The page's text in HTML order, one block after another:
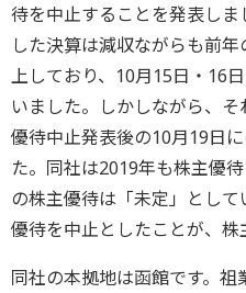
待を中止することを発表し
した決算は減収ながらも前
上しており、10月15日・16
いました。しかしながら、そ
優待中止発表後の10月19日
た。同社は2019年も株主優
の株主優待は「未定」とし
優待を中止としたことが、株
同社の本拠地は函館です。祖